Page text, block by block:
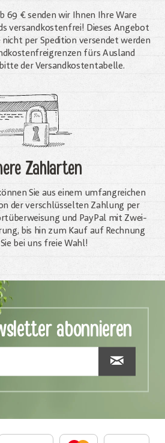
69 € senden wir Ihnen Ihre Ware
versandkostenfrei! Dieses Angebot
per Spedition versendet werden
fürs Ausland
der Versandkostentabelle.
Zahlarten
Sie aus einem umfangreichen
der verschlüsselten Zahlung per
und PayPal mit Zwei-
bis hin zum Kauf auf Rechnung
bei uns freie Wahl!
abonnieren